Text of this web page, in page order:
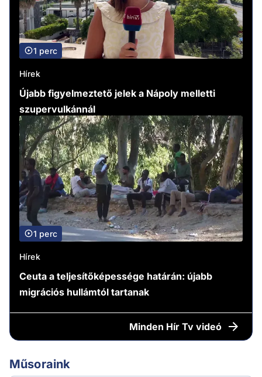
1 perc
Hírek
Újabb figyelmeztető jelek a Nápoly melletti
szupervulkánnál
1 perc
Hírek
Ceuta a teljesítőképessége határán: újabb
migrációs hullámtól tartanak
Minden Hír Tv videó
Műsoraink